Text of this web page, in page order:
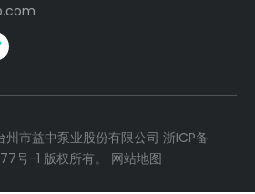
州市益中泵业股份有限公司 浙ICP备
号-1 版权所有。 网站地图